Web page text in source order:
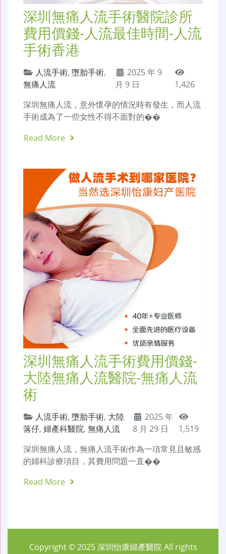
深圳無痛人流手術醫院診所
費用價錢-人流最佳時間-人流
手術香港
人流手術, 墮胎手術,
無痛人流
2025 年 9
月 9 日
1,426
深圳無痛人流，意外懷孕的情況時有發生，而人流
手術成為了一些女性不得不面對的��
Read More
深圳無痛人流手術費用價錢-
大陸無痛人流醫院-無痛人流
術
人流手術, 墮胎手術, 大陸
落仔, 婦產科醫院, 無痛人流
2025 年
8 月 29 日
1,519
深圳無痛人流，無痛人流手術作為一項常見且敏感
的婦科診療項目，其費用問題一直��
Read More
Copyright © 2025深圳怡康婦產醫院All rights